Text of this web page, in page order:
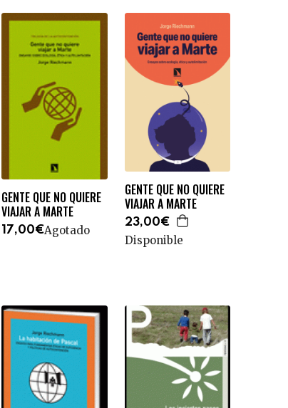
GENTE QUE NO QUIERE
VIAJAR A MARTE
17,00€Agotado
GENTE QUE NO QUIERE
VIAJAR A MARTE
23,00€
Disponible